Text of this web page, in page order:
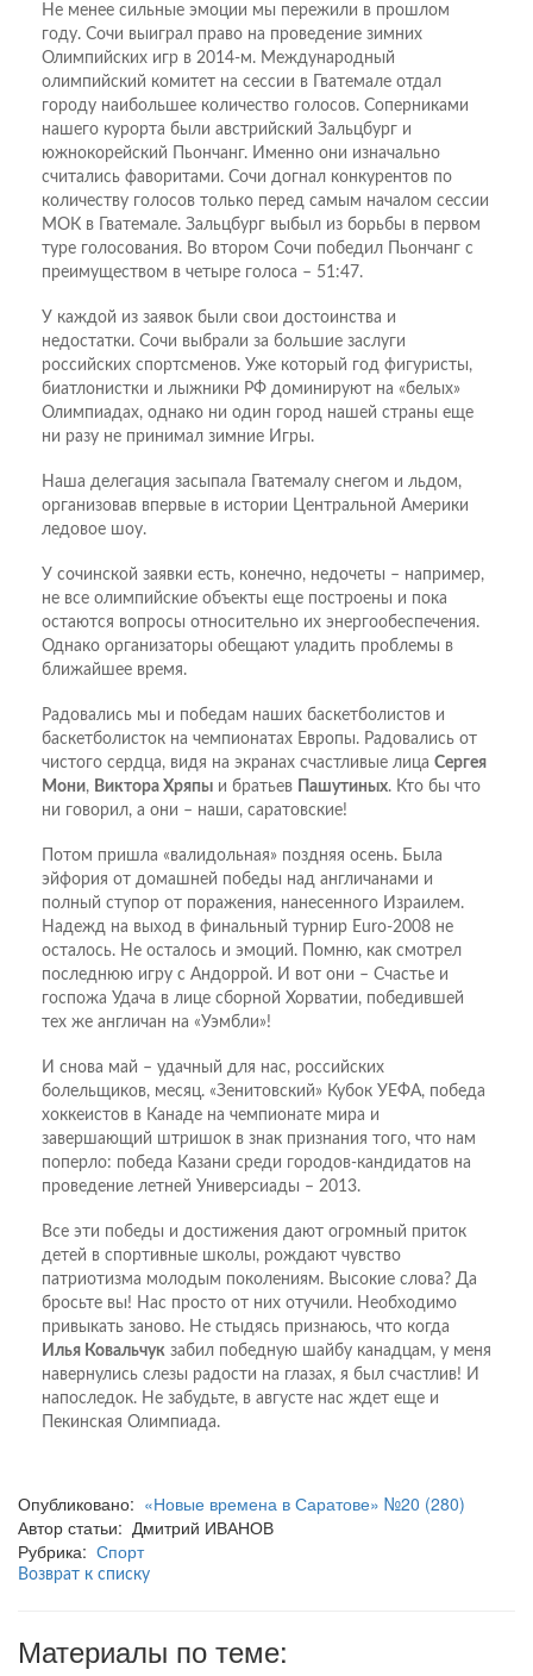
Не менее сильные эмоции мы пережили в прошлом
году. Сочи выиграл право на проведение зимних
Олимпийских игр в 2014-м. Международный
олимпийский комитет на сессии в Гватемале отдал
городу наибольшее количество голосов. Соперниками
нашего курорта были австрийский Зальцбург и
южнокорейский Пьончанг. Именно они изначально
считались фаворитами. Сочи догнал конкурентов по
количеству голосов только перед самым началом сессии
МОК в Гватемале. Зальцбург выбыл из борьбы в первом
туре голосования. Во втором Сочи победил Пьончанг с
преимуществом в четыре голоса – 51:47.
У каждой из заявок были свои достоинства и
недостатки. Сочи выбрали за большие заслуги
российских спортсменов. Уже который год фигуристы,
биатлонистки и лыжники РФ доминируют на «белых»
Олимпиадах, однако ни один город нашей страны еще
ни разу не принимал зимние Игры.
Наша делегация засыпала Гватемалу снегом и льдом,
организовав впервые в истории Центральной Америки
ледовое шоу.
У сочинской заявки есть, конечно, недочеты – например,
не все олимпийские объекты еще построены и пока
остаются вопросы относительно их энергообеспечения.
Однако организаторы обещают уладить проблемы в
ближайшее время.
Радовались мы и победам наших баскетболистов и
баскетболисток на чемпионатах Европы. Радовались от
чистого сердца, видя на экранах счастливые лица Сергея
Мони, Виктора Хряпы и братьев Пашутиных. Кто бы что
ни говорил, а они – наши, саратовские!
Потом пришла «валидольная» поздняя осень. Была
эйфория от домашней победы над англичанами и
полный ступор от поражения, нанесенного Израилем.
Надежд на выход в финальный турнир Euro-2008 не
осталось. Не осталось и эмоций. Помню, как смотрел
последнюю игру с Андоррой. И вот они – Счастье и
госпожа Удача в лице сборной Хорватии, победившей
тех же англичан на «Уэмбли»!
И снова май – удачный для нас, российских
болельщиков, месяц. «Зенитовский» Кубок УЕФА, победа
хоккеистов в Канаде на чемпионате мира и
завершающий штришок в знак признания того, что нам
поперло: победа Казани среди городов-кандидатов на
проведение летней Универсиады – 2013.
Все эти победы и достижения дают огромный приток
детей в спортивные школы, рождают чувство
патриотизма молодым поколениям. Высокие слова? Да
бросьте вы! Нас просто от них отучили. Необходимо
привыкать заново. Не стыдясь признаюсь, что когда
Илья Ковальчук забил победную шайбу канадцам, у меня
навернулись слезы радости на глазах, я был счастлив! И
напоследок. Не забудьте, в августе нас ждет еще и
Пекинская Олимпиада.
Опубликовано: «Новые времена в Саратове» №20 (280)
Автор статьи: Дмитрий ИВАНОВ
Рубрика: Спорт
Возврат к списку
Материалы по теме: